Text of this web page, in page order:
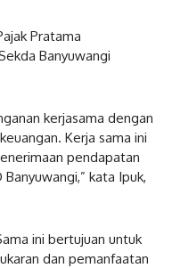
Pratama
Banyuwangi
kerjasama dengan
Kerja sama ini
pendapatan
kata Ipuk,
ini bertujuan untuk
dan pemanfaatan